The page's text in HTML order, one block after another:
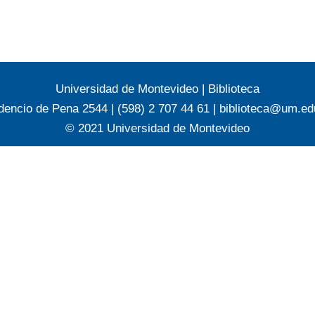
Universidad de Montevideo | Biblioteca
de Pena 2544 | (598) 2 707 44 61 |
© 2021 Universidad de Montevideo